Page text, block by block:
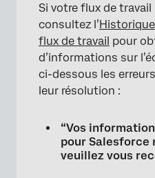
Si votre flux de travail
consultez l’
flux de travail pour
d’informations sur
ci-dessous les
leur résolution :
“Vos
pour Salesforce
veuillez vous